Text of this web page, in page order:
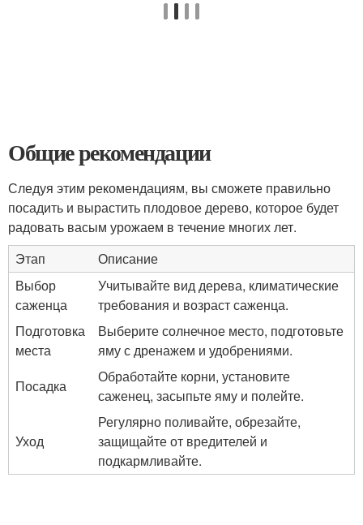
Общие рекомендации
Следуя этим рекомендациям, вы сможете правильно
посадить и вырастить плодовое дерево, которое будет
радовать васым урожаем в течение многих лет.
Этап
Описание
Выбор
саженца
Учитывайте вид дерева, климатические
требования и возраст саженца.
Подготовка
места
Выберите солнечное место, подготовьте
яму с дренажем и удобрениями.
Посадка
Обработайте корни, установите
саженец, засыпьте яму и полейте.
Уход
Регулярно поливайте, обрезайте,
защищайте от вредителей и
подкармливайте.